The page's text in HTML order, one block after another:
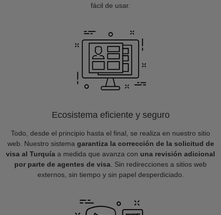
fácil de usar.
Ecosistema eficiente y seguro
Todo, desde el principio hasta el final, se realiza en nuestro sitio
web. Nuestro sistema garantiza la corrección de la solicitud de
visa al Turquía a medida que avanza con una revisión adicional
por parte de agentes de visa . Sin redirecciones a sitios web
externos, sin tiempo y sin papel desperdiciado.